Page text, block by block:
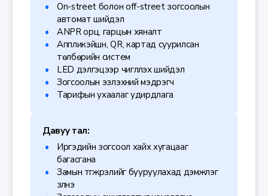
On-street болон off-street зогсоолын
автомат шийдэл
ANPR орц, гарцын хяналт
Аппликэйшн, QR, картад суурилсан
төлбөрийн систем
LED дэлгэцээр чиглүүлэх шийдэл
Зогсоолын эзлэхүүний мэдрэгч
Тарифын ухаалаг удирдлага
Давуу тал:
Иргэдийн зогсоол хайх хугацааг
багасгана
Замын түгжрэлийг бууруулахад дэмжлэг
үзүүлнэ